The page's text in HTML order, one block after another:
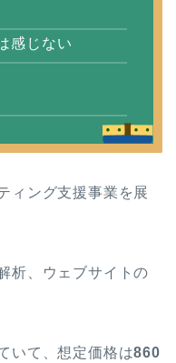
感じない
ィング支援事業を展
析、ウェブサイトの
いて、想定価格は860